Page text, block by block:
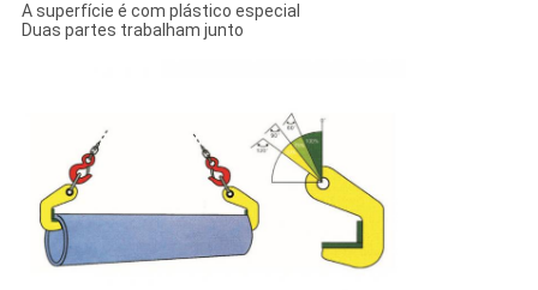
A superfície é com plástico especial
Duas partes trabalham junto